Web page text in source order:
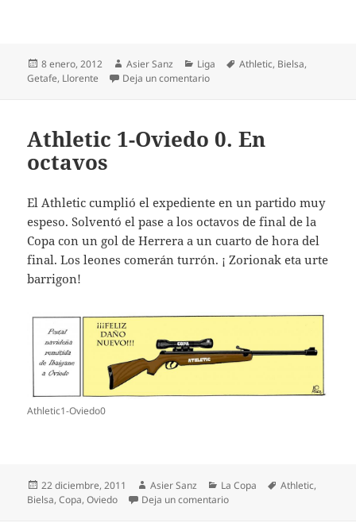
Publicado
el
8 enero, 2012 Autor
Asier Sanz Categorías
Liga Etiquetas
Athletic, Bielsa,
Getafe, Llorente Deja un comentarioen Getafe-Athletic. Rey Mago
Athletic 1-Oviedo 0. En
octavos
El Athletic cumplió el expediente en un partido muy
espeso. Solventó el pase a los octavos de final de la
Copa con un gol de Herrera a un cuarto de hora del
final. Los leones comerán turrón. ¡ Zorionak eta urte
barrigon!
Athletic1-Oviedo0
Publicado
el
22 diciembre, 2011 Autor
Asier Sanz Categorías
La Copa Etiquetas
Athletic,
Bielsa,Copa,Oviedo Deja un comentarioen Athletic 1-Oviedo 0. En